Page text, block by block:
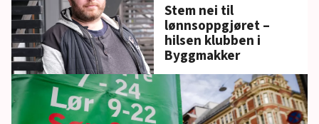
Stem nei til
lønnsoppgjøret –
hilsen klubben i
Byggmakker